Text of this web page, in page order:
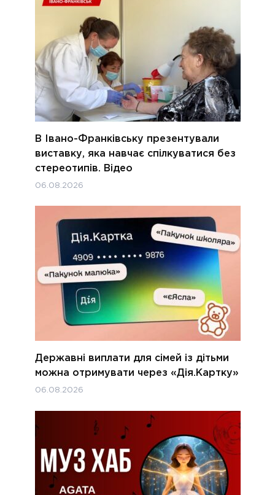
В Івано-Франківську презентували
виставку, яка навчає спілкуватися без
стереотипів. Відео
06.08.2026
Державні виплати для сімей із дітьми
можна отримувати через «Дія.Картку»
06.08.2026